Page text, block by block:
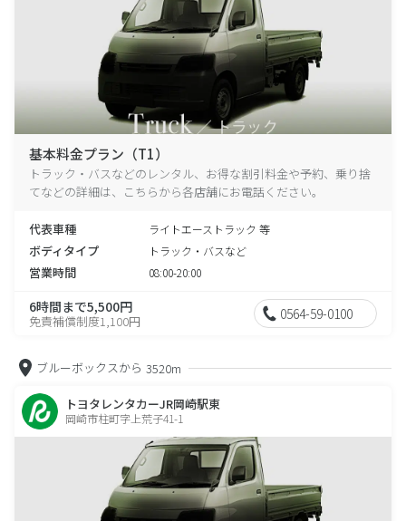
基本料金プラン（T1）
トラック・バスなどのレンタル、お得な割引料金や予約、乗り捨
てなどの詳細は、こちらから各店舗にお電話ください。
代表車種 ライトエーストラック 等
ボディタイプ トラック・バスなど
営業時間 08:00-20:00
6時間まで5,500円
免責補償制度1,100円 0564-59-0100
ブルーボックスから 3520m
トヨタレンタカーJR岡崎駅東
岡崎市柱町字上荒子41-1